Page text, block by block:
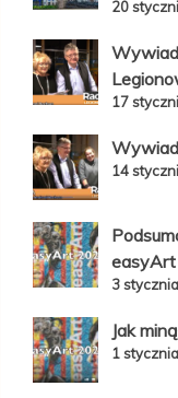
20
17
14
easyArt
3
Jak
1